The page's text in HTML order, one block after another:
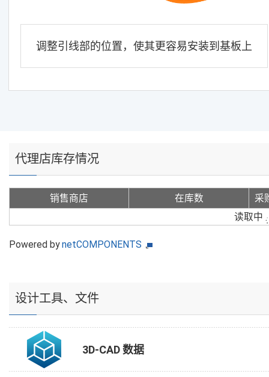
调整引线部的位置，使其更容易安装到基板上
代理店库存情况
销售商店 在库数
采
读取中
Powered bynetCOMPONENTS
设计工具、文件
3D-CAD 数据